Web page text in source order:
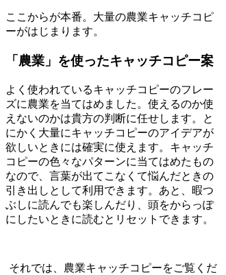
ここからが本番。大量の農業キャッチコピ
ーがはじまります。
「農業」を使ったキャッチコピー案
よく使われているキャッチコピーのフレー
ズに農業を当てはめました。使えるのか使
えないのかは貴方の判断に任せします。と
にかく大量にキャッチコピーのアイデアが
欲しいときには確実に使えます。キャッチ
コピーの色々なパターンに当てはめたもの
なので、言葉が出てこなくて悩んだときの
引き出しとして利用できます。あと、暇つ
ぶしに読んでも楽しんだり、頭をからっぽ
にしたいときに読むとリセットできます。
それでは、農業キャッチコピーをご覧くだ